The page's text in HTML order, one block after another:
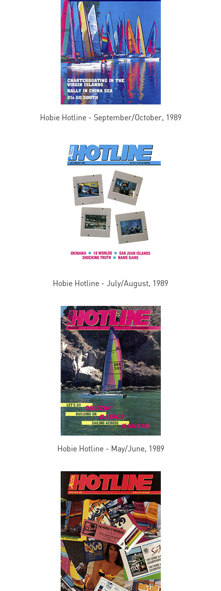
Hobie Hotline - September/October, 1989
Hobie Hotline - July/August, 1989
Hobie Hotline - May/June, 1989